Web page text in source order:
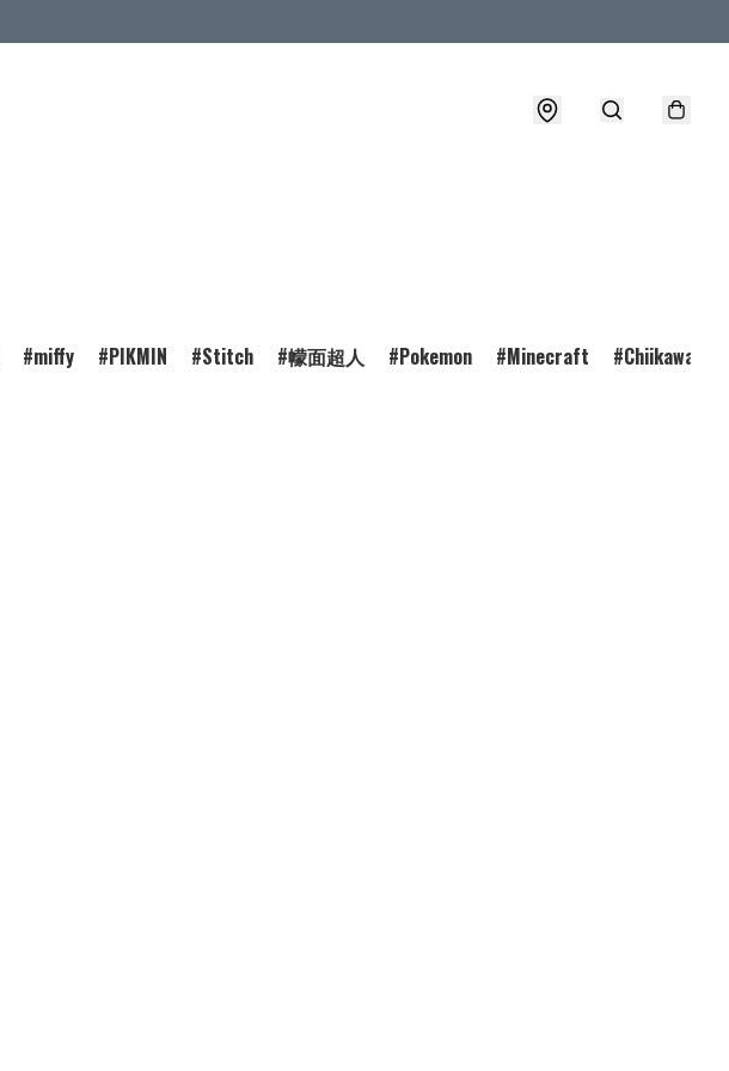
miffy PIKMIN Stitch 幪面超人 Pokemon Minecraft Chiikawa